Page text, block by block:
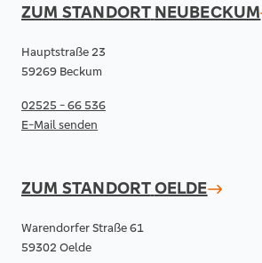
ZUM STANDORT NEUBECKUM
Hauptstraße 23
59269 Beckum
02525 - 66 536
E-Mail senden
ZUM STANDORTOELDE
Warendorfer Straße 61
59302 Oelde